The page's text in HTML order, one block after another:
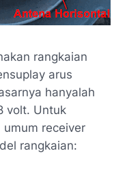
rangkaian
arus
hanyalah
volt. Untuk
umum receiver
rangkaian: